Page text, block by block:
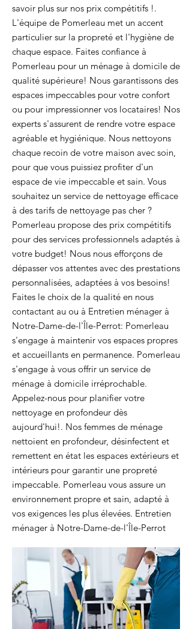
savoir plus sur nos prix compétitifs !.
L'équipe de Pomerleau met un accent
particulier sur la propreté et l'hygiène de
chaque espace. Faites confiance à
Pomerleau pour un ménage à domicile de
qualité supérieure! Nous garantissons des
espaces impeccables pour votre confort
ou pour impressionner vos locataires! Nos
experts s'assurent de rendre votre espace
agréable et hygiénique. Nous nettoyons
chaque recoin de votre maison avec soin,
pour que vous puissiez profiter d'un
espace de vie impeccable et sain. Vous
souhaitez un service de nettoyage efficace
à des tarifs de nettoyage pas cher ?
Pomerleau propose des prix compétitifs
pour des services professionnels adaptés à
votre budget! Nous nous efforçons de
dépasser vos attentes avec des prestations
personnalisées, adaptées à vos besoins!
Faites le choix de la qualité en nous
contactant au ou à Entretien ménager à
Notre-Dame-de-l'Île-Perrot: Pomerleau
s'engage à maintenir vos espaces propres
et accueillants en permanence. Pomerleau
s'engage à vous offrir un service de
ménage à domicile irréprochable.
Appelez-nous pour planifier votre
nettoyage en profondeur dès
aujourd'hui!. Nos femmes de ménage
nettoient en profondeur, désinfectent et
remettent en état les espaces extérieurs et
intérieurs pour garantir une propreté
impeccable. Pomerleau vous assure un
environnement propre et sain, adapté à
vos exigences les plus élevées. Entretien
ménager à Notre-Dame-de-l'Île-Perrot